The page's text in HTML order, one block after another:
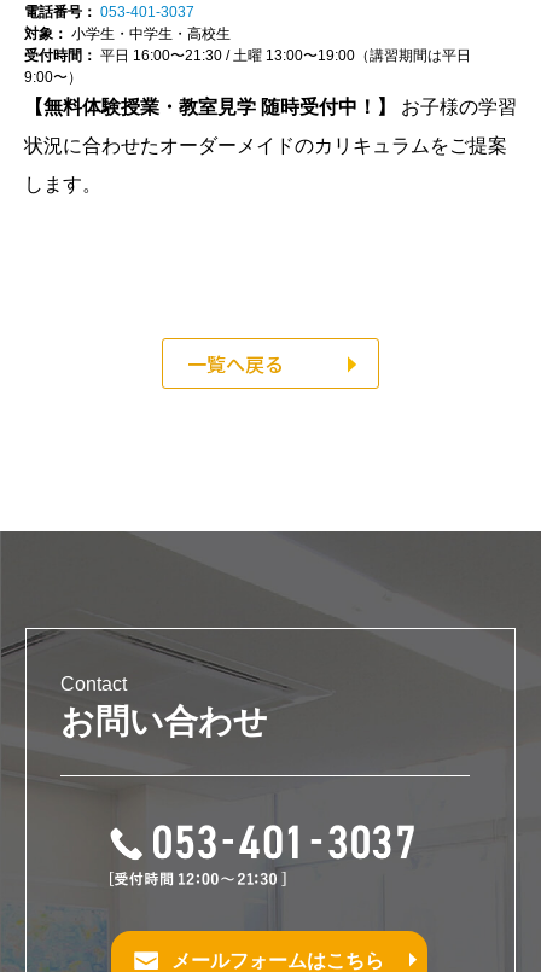
電話番号： 053-401-3037
対象： 小学生・中学生・高校生
受付時間： 平日 16:00〜21:30 / 土曜 13:00〜19:00（講習期間は平日
9:00〜）
【無料体験授業・教室見学 随時受付中！】
お子様の学習
状況に合わせたオーダーメイドのカリキュラムをご提案
します。
一覧へ戻る
Contact
お問い合わせ
メールフォームはこちら